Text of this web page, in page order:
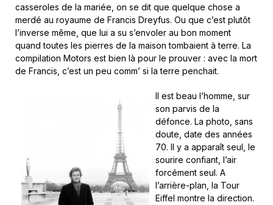
casseroles de la mariée, on se dit que quelque chose a
merdé au royaume de Francis Dreyfus. Ou que c’est plutôt
l’inverse même, que lui a su s’envoler au bon moment
quand toutes les pierres de la maison tombaient à terre. La
compilation Motors est bien là pour le prouver : avec la mort
de Francis, c’est un peu comm’ si la terre penchait.
Il est beau l’homme, sur
son parvis de la
défonce. La photo, sans
doute, date des années
70. Il y a apparaît seul, le
sourire confiant, l’air
forcément seul. A
l’arrière-plan, la Tour
Eiffel montre la direction.